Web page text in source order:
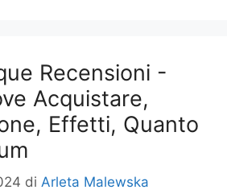
Recensioni -
Acquistare,
Effetti, Quanto
di Arleta Malewska